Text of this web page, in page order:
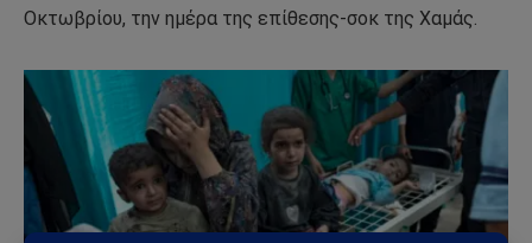
Οκτωβρίου, την ημέρα της επίθεσης-σοκ της Χαμάς.